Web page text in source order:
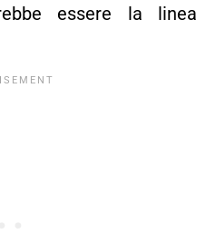
essere la linea